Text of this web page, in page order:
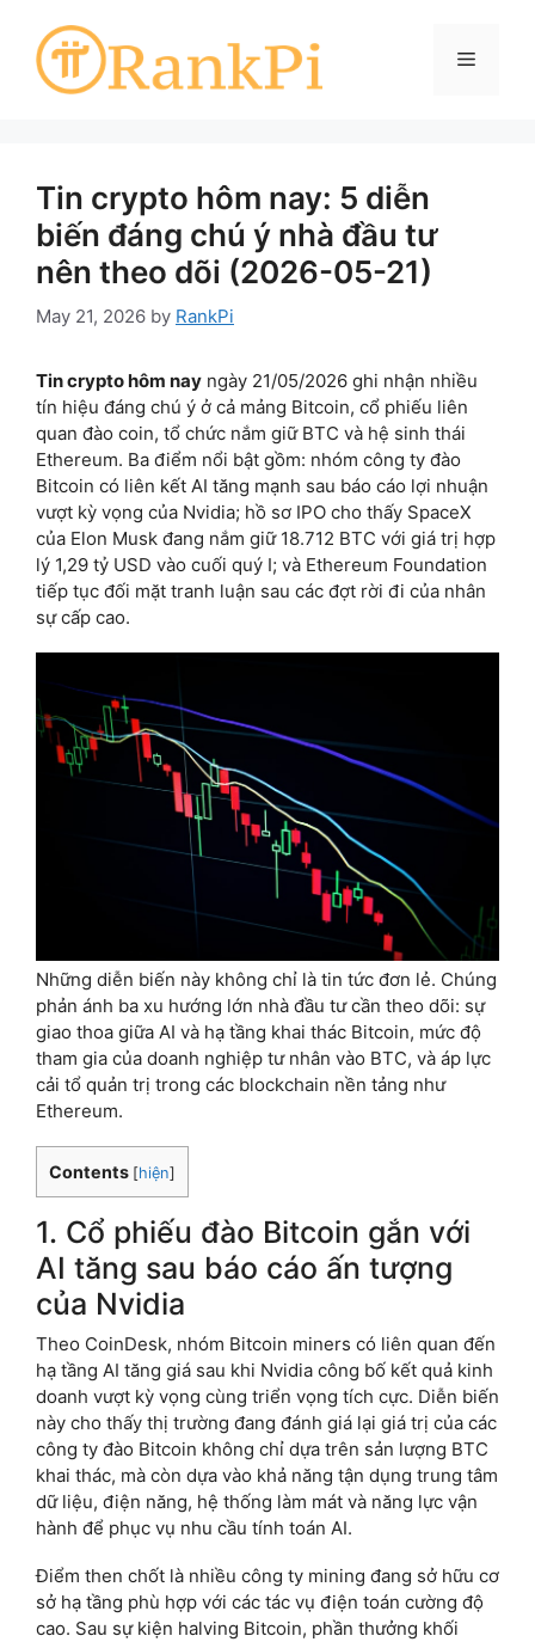
content
Menu
Tin crypto hôm nay: 5 diễn
biến đáng chú ý nhà đầu tư
nên theo dõi (2026-05-21)
May 21, 2026 by RankPi
Tin crypto hôm nay ngày 21/05/2026 ghi nhận nhiều
tín hiệu đáng chú ý ở cả mảng Bitcoin, cổ phiếu liên
quan đào coin, tổ chức nắm giữ BTC và hệ sinh thái
Ethereum. Ba điểm nổi bật gồm: nhóm công ty đào
Bitcoin có liên kết AI tăng mạnh sau báo cáo lợi nhuận
vượt kỳ vọng của Nvidia; hồ sơ IPO cho thấy SpaceX
của Elon Musk đang nắm giữ 18.712 BTC với giá trị hợp
lý 1,29 tỷ USD vào cuối quý I; và Ethereum Foundation
tiếp tục đối mặt tranh luận sau các đợt rời đi của nhân
sự cấp cao.
Những diễn biến này không chỉ là tin tức đơn lẻ. Chúng
phản ánh ba xu hướng lớn nhà đầu tư cần theo dõi: sự
giao thoa giữa AI và hạ tầng khai thác Bitcoin, mức độ
tham gia của doanh nghiệp tư nhân vào BTC, và áp lực
cải tổ quản trị trong các blockchain nền tảng như
Ethereum.
Contents [hiện]
1. Cổ phiếu đào Bitcoin gắn với
AI tăng sau báo cáo ấn tượng
của Nvidia
Theo CoinDesk, nhóm Bitcoin miners có liên quan đến
hạ tầng AI tăng giá sau khi Nvidia công bố kết quả kinh
doanh vượt kỳ vọng cùng triển vọng tích cực. Diễn biến
này cho thấy thị trường đang đánh giá lại giá trị của các
công ty đào Bitcoin không chỉ dựa trên sản lượng BTC
khai thác, mà còn dựa vào khả năng tận dụng trung tâm
dữ liệu, điện năng, hệ thống làm mát và năng lực vận
hành để phục vụ nhu cầu tính toán AI.
Điểm then chốt là nhiều công ty mining đang sở hữu cơ
sở hạ tầng phù hợp với các tác vụ điện toán cường độ
cao. Sau sự kiện halving Bitcoin, phần thưởng khối